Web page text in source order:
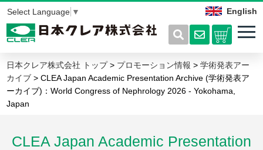
English
Select Language ▼
日本クレア株式会社 トップ> プロモーション情報 >学術発表アー
カイブ > CLEA Japan Academic Presentation Archive (学術発表ア
ーカイブ)：World Congress of Nephrology 2026 - Yokohama,
Japan
CLEA Japan Academic Presentation